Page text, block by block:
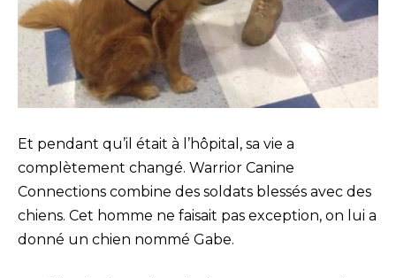
Et pendant qu’il était à l’hôpital, sa vie a
complètement changé. Warrior Canine
Connections combine des soldats blessés avec des
chiens. Cet homme ne faisait pas exception, on lui a
donné un chien nommé Gabe.